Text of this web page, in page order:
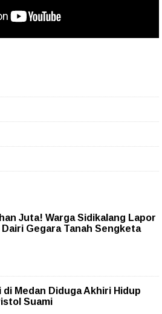
Juta! Warga Sidikalang Lapor
Dairi Gegara Tanah Sengketa
di Medan Diduga Akhiri Hidup
Suami